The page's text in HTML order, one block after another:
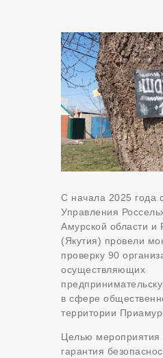
С начала 2025 года
Управления
Амурской области и
(Якутия) провели
проверку 90
осуществляющих
в сфере
территории
Целью мероприятия
гарантия